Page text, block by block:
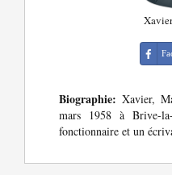
Biographie: Xavier,
mars 1958 à Brive-
fonctionnaire et un